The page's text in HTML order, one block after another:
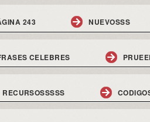
243 NUEVOSSS
CELEBRES
RECURSOSSSSS